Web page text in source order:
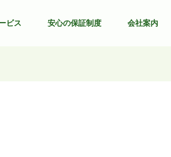
ビス 安心の保証制度 会社案内